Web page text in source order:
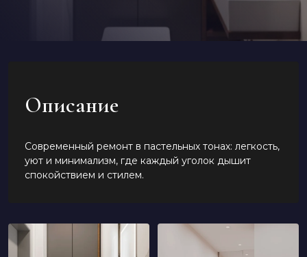
Описание
Современный ремонт в пастельных тонах: легкость,
уют и минимализм, где каждый уголок дышит
спокойствием и стилем.